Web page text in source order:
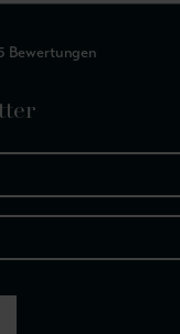
Bewertungen